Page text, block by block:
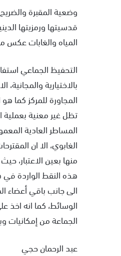
وضعية المقبرة
قدسيتها ورمزيتها
المياه والغابات عكس
التحفيظ الجماعي
بالاختيارية
المجاورة للمركز كما
تظل غير معنية بعملية
المساطر العادية
الغابوي، الا ان
منها بعين الاعتبار،
هذه النقط الواردة في
الى جانب باقي أعضاء
الوسائط، كما انه اخذ
الجماعة من إمكانيات
عبد الرحمان حجي